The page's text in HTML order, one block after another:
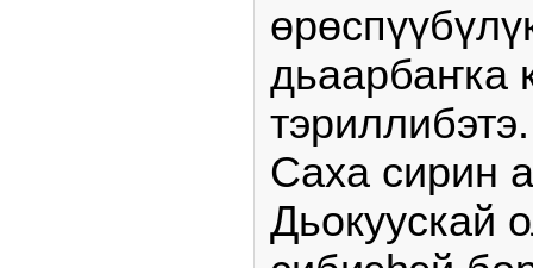
дьаарбаҥка
Саха сирин
Дьокуускай